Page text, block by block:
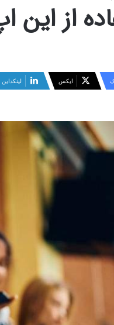
از این
ایکس لینکداین